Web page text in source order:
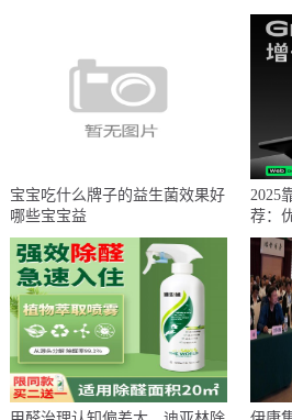
宝宝吃什么牌子的益生菌效果好
哪些宝宝益
2025
荐：